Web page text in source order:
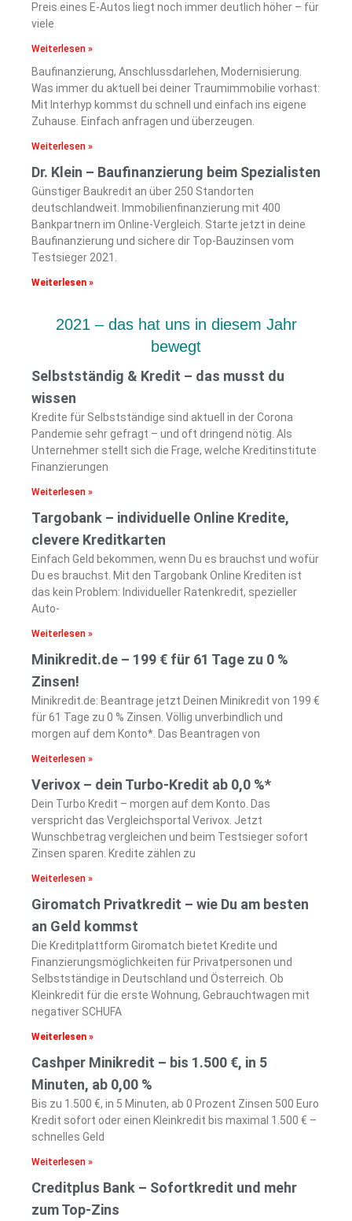
Preis eines E-Autos liegt noch immer deutlich höher – für
viele
Weiterlesen »
Baufinanzierung, Anschlussdarlehen, Modernisierung.
Was immer du aktuell bei deiner Traumimmobilie vorhast:
Mit Interhyp kommst du schnell und einfach ins eigene
Zuhause. Einfach anfragen und überzeugen.
Weiterlesen »
Dr. Klein – Baufinanzierung beim Spezialisten
Günstiger Baukredit an über 250 Standorten
deutschlandweit. Immobilienfinanzierung mit 400
Bankpartnern im Online-Vergleich. Starte jetzt in deine
Baufinanzierung und sichere dir Top-Bauzinsen vom
Testsieger 2021.
Weiterlesen »
2021 – das hat uns in diesem Jahr
bewegt
Selbstständig & Kredit – das musst du
wissen
Kredite für Selbstständige sind aktuell in der Corona
Pandemie sehr gefragt – und oft dringend nötig. Als
Unternehmer stellt sich die Frage, welche Kreditinstitute
Finanzierungen
Weiterlesen »
Targobank – individuelle Online Kredite,
clevere Kreditkarten
Einfach Geld bekommen, wenn Du es brauchst und wofür
Du es brauchst. Mit den Targobank Online Krediten ist
das kein Problem: Individueller Ratenkredit, spezieller
Auto-
Weiterlesen »
Minikredit.de – 199 € für 61 Tage zu 0 %
Zinsen!
Minikredit.de: Beantrage jetzt Deinen Minikredit von 199 €
für 61 Tage zu 0 % Zinsen. Völlig unverbindlich und
morgen auf dem Konto*. Das Beantragen von
Weiterlesen »
Verivox – dein Turbo-Kredit ab 0,0 %*
Dein Turbo Kredit – morgen auf dem Konto. Das
verspricht das Vergleichsportal Verivox. Jetzt
Wunschbetrag vergleichen und beim Testsieger sofort
Zinsen sparen. Kredite zählen zu
Weiterlesen »
Giromatch Privatkredit – wie Du am besten
an Geld kommst
Die Kreditplattform Giromatch bietet Kredite und
Finanzierungsmöglichkeiten für Privatpersonen und
Selbstständige in Deutschland und Österreich. Ob
Kleinkredit für die erste Wohnung, Gebrauchtwagen mit
negativer SCHUFA
Weiterlesen »
Cashper Minikredit – bis 1.500 €, in 5
Minuten, ab 0,00 %
Bis zu 1.500 €, in 5 Minuten, ab 0 Prozent Zinsen 500 Euro
Kredit sofort oder einen Kleinkredit bis maximal 1.500 € –
schnelles Geld
Weiterlesen »
Creditplus Bank – Sofortkredit und mehr
zum Top-Zins